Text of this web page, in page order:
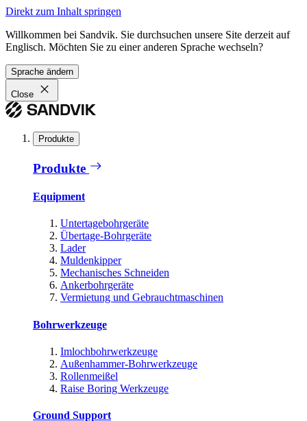
Direkt zum Inhalt springen
Willkommen bei Sandvik. Sie durchsuchen unsere Site derzeit auf
Englisch. Möchten Sie zu einer anderen Sprache wechseln?
Sprache ändern
Close
Produkte
Produkte
Equipment
Untertagebohrgeräte
Übertage-Bohrgeräte
Lader
Muldenkipper
Mechanisches Schneiden
Ankerbohrgeräte
Vermietung und Gebrauchtmaschinen
Bohrwerkzeuge
Imlochbohrwerkzeuge
Außenhammer-Bohrwerkzeuge
Rollenmeißel
Raise Boring Werkzeuge
Ground Support